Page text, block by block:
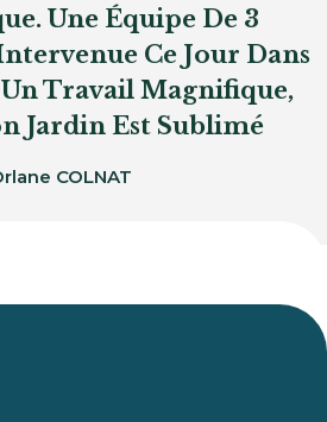
Une Équipe De 3
Ce Jour Dans
Travail Magnifique,
Jardin Est Sublimé
COLNAT